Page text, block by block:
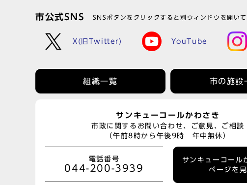
市公式SNS SNSボタンをクリックすると別ウィンドウを開い
X(旧Twitter) YouTube
組織一覧 市の施設
サンキューコールかわさき
市政に関するお問い合わせ、ご意見、ご相談
（午前8時から午後9時 年中無休）
電話番号
044-200-3939
サンキューコール
ページを